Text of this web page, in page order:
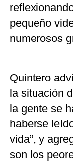
pequeño
numerosos
Quintero
la situación
la gente se
haberse
vida”, y
son los